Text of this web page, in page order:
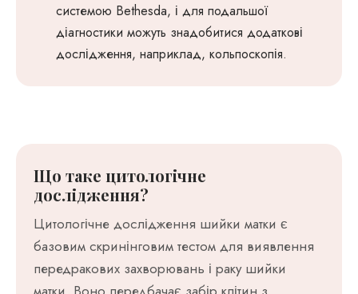
системою Bethesda, і для подальшої
діагностики можуть знадобитися додаткові
дослідження, наприклад, кольпоскопія.
Що таке цитологічне
дослідження?
Цитологічне дослідження шийки матки є
базовим скринінговим тестом для виявлення
передракових захворювань і раку шийки